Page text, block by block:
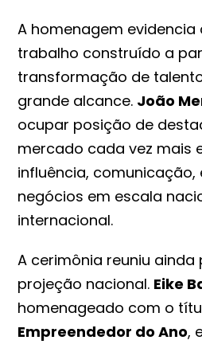
A homenagem
trabalho construído a
transformação de
grande alcance. João
ocupar posição de
mercado cada vez mais
influência,
negócios em escala
internacional.
A cerimônia reuniu
projeção nacional. Eike
homenageado com o
Empreendedor do Ano,